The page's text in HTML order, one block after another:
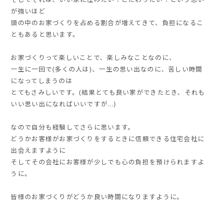
が強いほど
頭の中のお家づくりを占める割合が増えてきて、負担になるこ
ともあると思います。
お家づくりって楽しいことで、楽しみなことなのに、
一生に一回で(多くの人は)、一生の思い出なのに、苦しい時間
になってしまうのは
とてもさみしいです。(結果とても良い家ができたとき、それも
いい思い出になればいいですが...)
なので自分も経験してさらに思います。
どうかお客様がお家づくりをするときに信頼できる住宅会社に
出会えますように
そしてその会社にお客様が少しでも心の負担を預けられますよ
うに。
皆様のお家づくりがどうか良い時間になりますように。